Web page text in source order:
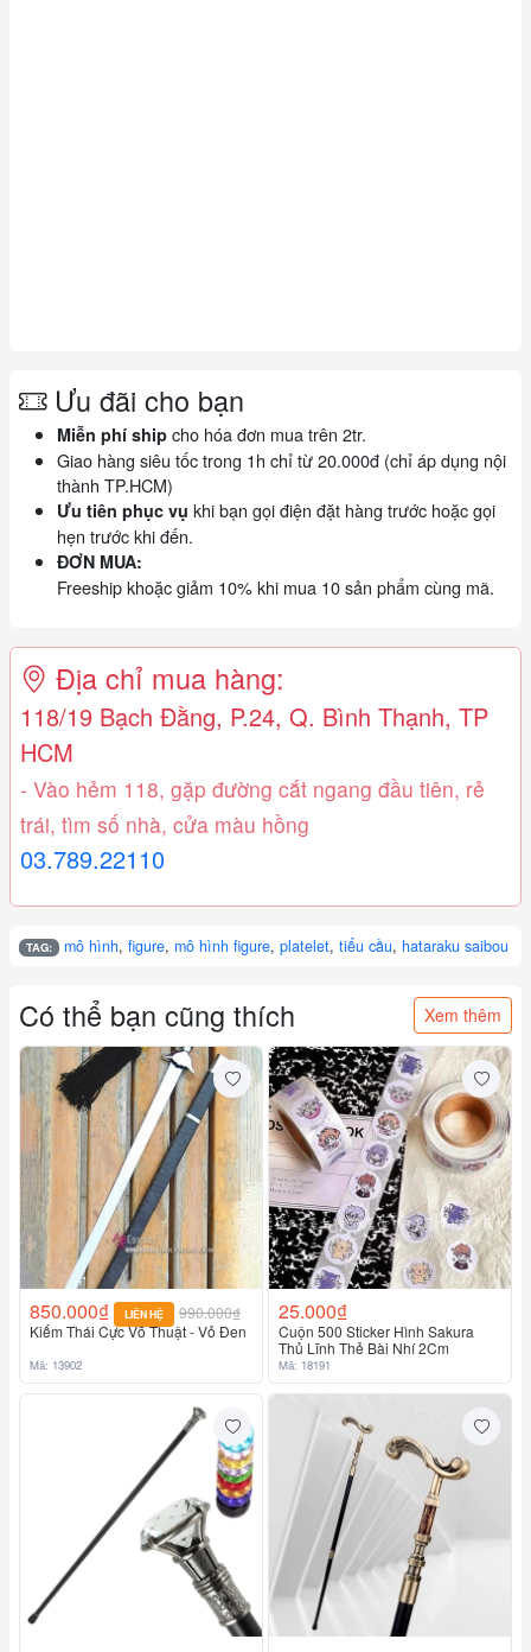
Ưu đãi cho bạn
Miễn phí ship cho hóa đơn mua trên 2tr.
Giao hàng siêu tốc trong 1h chỉ từ 20.000đ (chỉ áp dụng nội
thành TP.HCM)
Ưu tiên phục vụ khi bạn gọi điện đặt hàng trước hoặc gọi
hẹn trước khi đến.
ĐƠN MUA:
Freeship khoặc giảm 10% khi mua 10 sản phẩm cùng mã.
Địa chỉ mua hàng:
118/19 Bạch Đằng, P.24, Q. Bình Thạnh, TP
HCM
- Vào hẻm 118, gặp đường cắt ngang đầu tiên, rẻ
trái, tìm số nhà, cửa màu hồng
03.789.22110
TAG: mô hình,figure,mô hình figure,platelet,tiểu cầu,hataraku saibou
Có thể bạn cũng thích Xem thêm
850.000₫ LIÊN HỆ
990.000₫
Kiếm Thái Cực Võ Thuật - Vỏ Đen
Mã: 13902
25.000₫
Cuộn 500 Sticker Hình Sakura
Thủ Lĩnh Thẻ Bài Nhí 2Cm
Mã: 18191